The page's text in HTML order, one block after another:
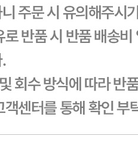
우의 표시